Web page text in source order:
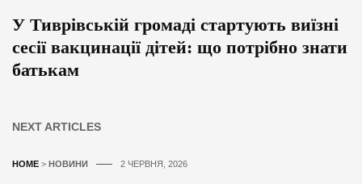
У Тиврівській громаді стартують виїзні
сесії вакцинації дітей: що потрібно знати
батькам
NEXT ARTICLES
HOME > НОВИНИ 2 ЧЕРВНЯ, 2026